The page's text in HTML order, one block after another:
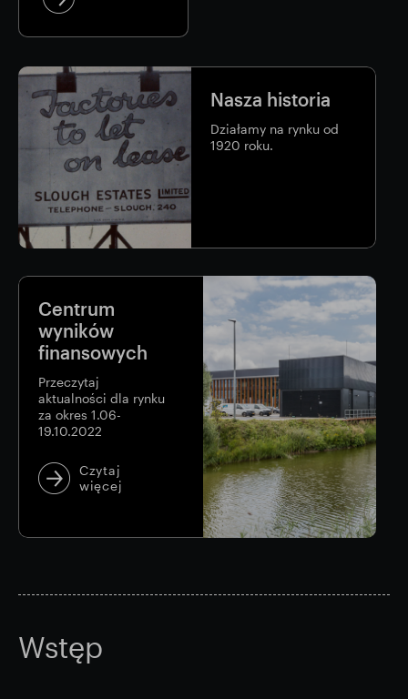
page
Nasza historia
Działamy na rynku od
1920 roku.
Centrum
wyników
finansowych
Przeczytaj
aktualności dla rynku
za okres 1.06-
19.10.2022
Czytaj
więcej
Wstęp